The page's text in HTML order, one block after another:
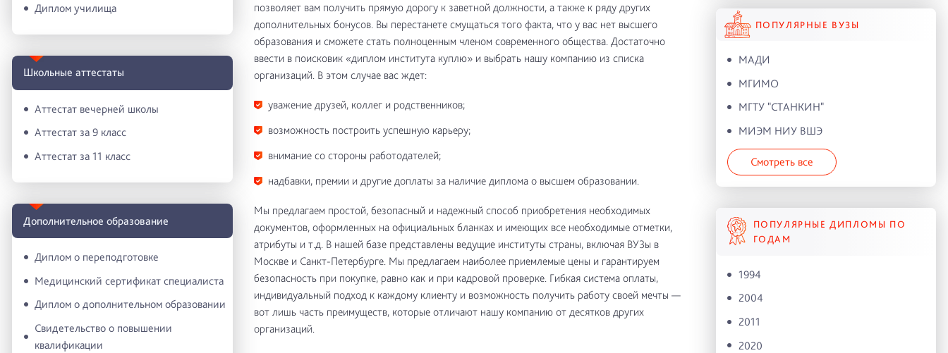
Диплом училища
Школьные аттестаты
Аттестат вечерней школы
Аттестат за 9 класс
Аттестат за 11 класс
Дополнительное образование
Диплом о переподготовке
Медицинский сертификат специалиста
Диплом о дополнительном образовании
Свидетельство о повышении
квалификации
позволяет вам получить прямую дорогу к заветной должности, а также к ряду других
дополнительных бонусов. Вы перестанете смущаться того факта, что у вас нет высшего
образования и сможете стать полноценным членом современного общества. Достаточно
ввести в поисковик «диплом института куплю» и выбрать нашу компанию из списка
организаций. В этом случае вас ждет:
уважение друзей, коллег и родственников;
возможность построить успешную карьеру;
внимание со стороны работодателей;
надбавки, премии и другие доплаты за наличие диплома о высшем образовании.
Мы предлагаем простой, безопасный и надежный способ приобретения необходимых
документов, оформленных на официальных бланках и имеющих все необходимые отметки,
атрибуты и т.д. В нашей базе представлены ведущие институты страны, включая ВУЗы в
Москве и Санкт-Петербурге. Мы предлагаем наиболее приемлемые цены и гарантируем
безопасность при покупке, равно как и при кадровой проверке. Гибкая система оплаты,
индивидуальный подход к каждому клиенту и возможность получить работу своей мечты —
вот лишь часть преимуществ, которые отличают нашу компанию от десятков других
организаций.
ПОПУЛЯРНЫЕ ВУЗЫ
МАДИ
МГИМО
МГТУ "СТАНКИН"
МИЭМ НИУ ВШЭ
Смотреть все
ПОПУЛЯРНЫЕ ДИПЛОМЫ ПО
ГОДАМ
1994
2004
2011
2020